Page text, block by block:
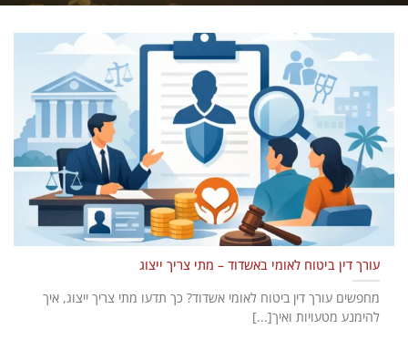
עורך דין ביטוח לאומי באשדוד – מתי צריך ייצוג
מחפשים עורך דין ביטוח לאומי אשדוד? כך תדעו מתי צריך ייצוג, איך
להימנע מטעויות ואיך[...]